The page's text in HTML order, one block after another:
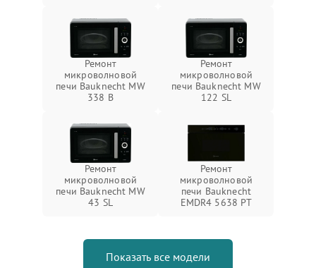
Ремонт
микроволновой
печи Bauknecht MW
338 B
Ремонт
микроволновой
печи Bauknecht MW
122 SL
Ремонт
микроволновой
печи Bauknecht MW
43 SL
Ремонт
микроволновой
печи Bauknecht
EMDR4 5638 PT
Показать все модели